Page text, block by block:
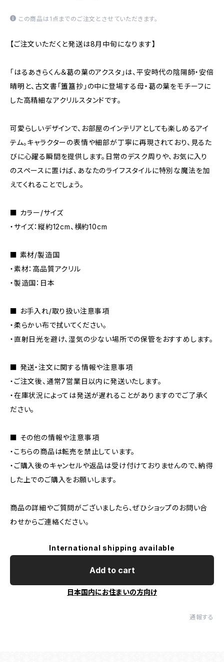
この商品は1点までのご注文とさせていただきます。
【ご注文いただくと発送は8月中旬になります】
「はるあきらくん＆葛の葉のアクスタ」は、平安時代の陰陽師・安倍
晴明と、古文書「簠簋抄」の中に登場する母・葛の葉をモチーフに
した高精細なアクリルスタンドです。
可愛らしいデザインで、お部屋のインテリアとしても楽しめるアイ
テム。キャラクターの表情や細部が丁寧に再現されており、見るた
びに心躍る瞬間を提供します。日常のデスク周りや、お気に入り
のスペースに置けば、あなたのライフスタイルに特別な魔法を加
えてくれることでしょう。
■ カラー/サイズ
・サイズ：縦約12cm、横約10cm
■ 素材/製造国
・素材：高品質アクリル
・製造国：日本
■ お手入れ/取り扱い注意事項
・柔らかい布で拭いてください。
・直射日光を避け、湿気の少ない場所での保管をおすすめします。
■ 発送・注文に関する情報や注意事項
・ご注文後、通常7営業日以内に発送いたします。
・在庫状況によっては発送が遅れることがありますのでご了承く
ださい。
■ その他の情報や注意事項
・こちらの商品は転売を禁止しています。
・ご購入後のキャンセルや返品は受け付けておりませんので、納得
した上でのご購入をお願いします。
商品の詳細やご質問がございましたら、ぜひショップのお問い合
わせからご連絡ください。
International shipping available
Add to cart
日本国内にお住まいの方向け
通報する